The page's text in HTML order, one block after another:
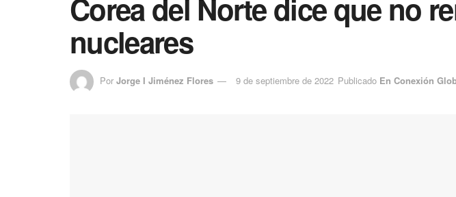
Corea del Norte dice que no
nucleares
Por Jorge I Jiménez Flores 9 de septiembre de 2022 Publicado En Conexión